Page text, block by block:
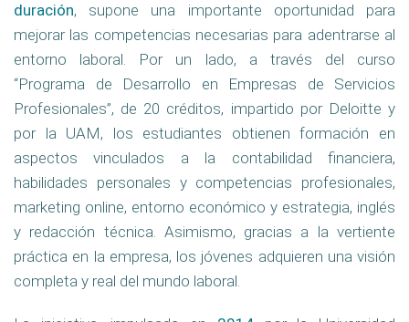
duración, supone una importante oportunidad para
mejorar las competencias necesarias para adentrarse al
entorno laboral. Por un lado, a través del curso
“Programa de Desarrollo en Empresas de Servicios
Profesionales”, de 20 créditos, impartido por Deloitte y
por la UAM, los estudiantes obtienen formación en
aspectos vinculados a la contabilidad financiera,
habilidades personales y competencias profesionales,
marketing online, entorno económico y estrategia, inglés
y redacción técnica. Asimismo, gracias a la vertiente
práctica en la empresa, los jóvenes adquieren una visión
completa y real del mundo laboral.